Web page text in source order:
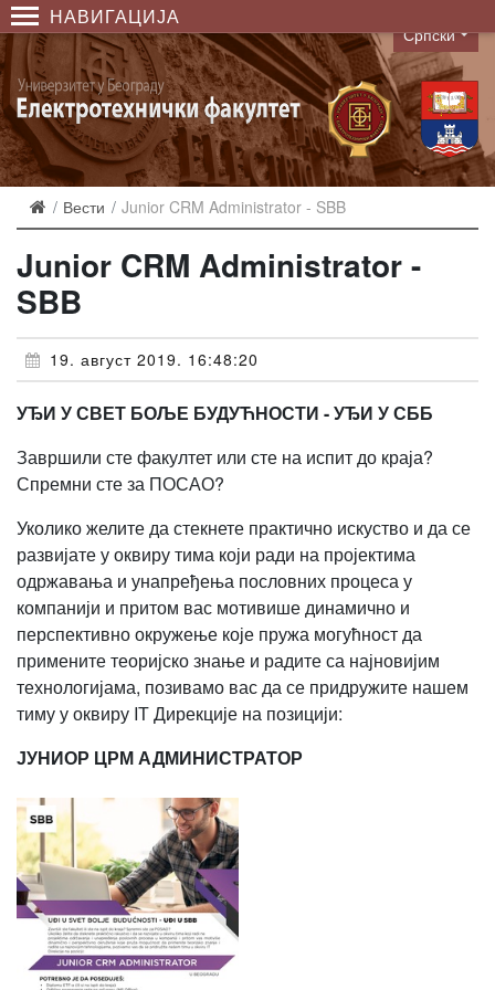
НАВИГАЦИЈА
Language
Српски
Вести Junior CRM Administrator - SBB
Junior CRM Administrator -
SBB
19. август 2019. 16:48:20
УЂИ У СВЕТ БОЉЕ БУДУЋНОСТИ - УЂИ У СББ
Завршили сте факултет или сте на испит до краја?
Спремни сте за ПОСАО?
Уколико желите да стекнете практично искуство и да се
развијате у оквиру тима који ради на пројектима
одржавања и унапређења пословних процеса у
компанији и притом вас мотивише динамично и
перспективно окружење које пружа могућност да
примените теоријско знање и радите са најновијим
технологијама, позивамо вас да се придружите нашем
тиму у оквиру IТ Дирекције на позицији:
ЈУНИОР ЦРМ АДМИНИСТРАТОР